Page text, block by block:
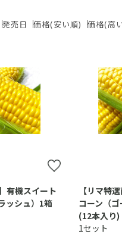
発売日 価格(安い順) 価格(高
有機スイート
ッシュ）1箱
【リマ特
コーン（
(12本入り)
1セット